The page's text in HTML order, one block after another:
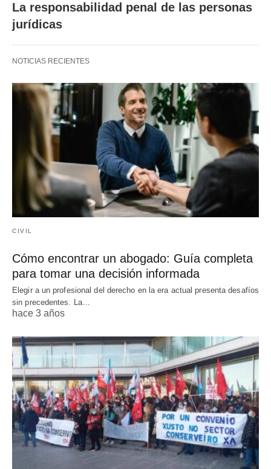
La responsabilidad penal de las personas
jurídicas
NOTICIAS RECIENTES
CIVIL
Cómo encontrar un abogado: Guía completa
para tomar una decisión informada
Elegir a un profesional del derecho en la era actual presenta desafíos
sin precedentes. La…
hace 3 años